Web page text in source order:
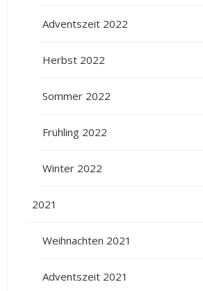
Adventszeit 2022
Herbst 2022
Sommer 2022
Frühling 2022
Winter 2022
2021
Weihnachten 2021
Adventszeit 2021